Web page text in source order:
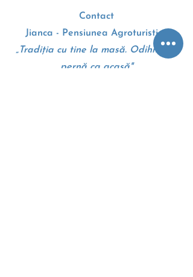
Contact
Jianca - Pensiunea Agroturistica
„Tradiția cu tine la masă. Odihnă pe
pernă ca acasă"